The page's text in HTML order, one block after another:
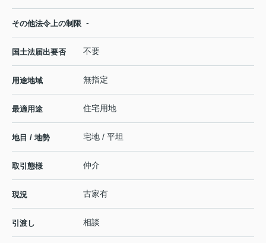
その他法令上の制限 -
国土法届出要否 不要
用途地域 無指定
最適用途 住宅用地
地目 / 地勢 宅地 / 平坦
取引態様 仲介
現況 古家有
引渡し 相談